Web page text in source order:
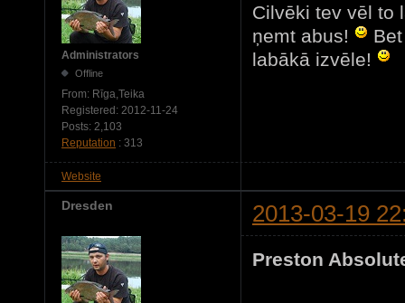
Administrators
Offline
From: Rīga,Teika
Registered: 2012-11-24
Posts: 2,103
Reputation : 313
Cilvēki tev vēl to
ņemt abus!
labākā izvēle!
Website
Dresden 2013-03-19
Preston